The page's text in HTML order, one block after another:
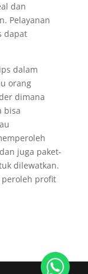
dan
Pelayanan
dapat
dalam
orang
dimana
bisa
juga paket-
dilewatkan.
profit